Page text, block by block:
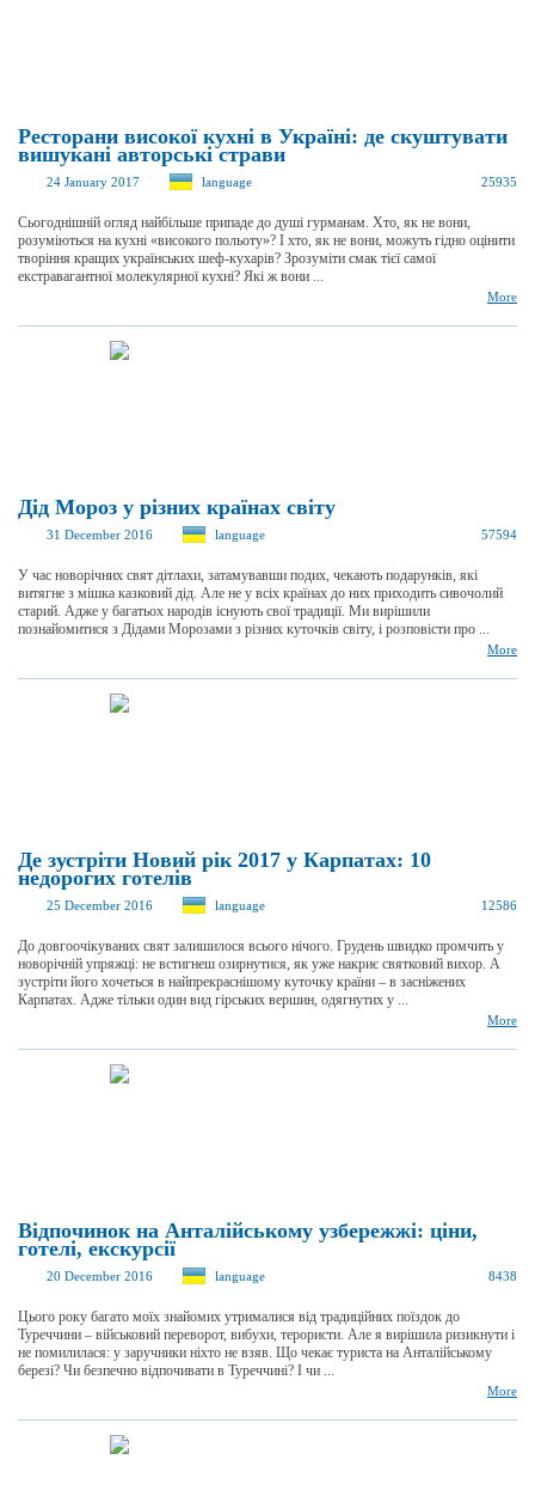
Ресторани високої кухні в Україні: де скуштувати
вишукані авторські страви
24 January 2017 language 25935
Сьогоднішній огляд найбільше припаде до душі гурманам. Хто, як не вони,
розуміються на кухні «високого польоту»? І хто, як не вони, можуть гідно оцінити
творіння кращих українських шеф-кухарів? Зрозуміти смак тієї самої
екстравагантної молекулярної кухні? Які ж вони ...
More
Дід Мороз у різних країнах світу
31 December 2016 language 57594
У час новорічних свят дітлахи, затамувавши подих, чекають подарунків, які
витягне з мішка казковий дід. Але не у всіх країнах до них приходить сивочолий
старий. Адже у багатьох народів існують свої традиції. Ми вирішили
познайомитися з Дідами Морозами з різних куточків світу, і розповісти про ...
More
Де зустріти Новий рік 2017 у Карпатах: 10
недорогих готелів
25 December 2016 language 12586
До довгоочікуваних свят залишилося всього нічого. Грудень швидко промчить у
новорічній упряжці: не встигнеш озирнутися, як уже накриє святковий вихор. А
зустріти його хочеться в найпрекраснішому куточку країни – в засніжених
Карпатах. Адже тільки один вид гірських вершин, одягнутих у ...
More
Відпочинок на Анталійському узбережжі: ціни,
готелі, екскурсії
20 December 2016 language 8438
Цього року багато моїх знайомих утрималися від традиційних поїздок до
Туреччини – військовий переворот, вибухи, терористи. Але я вирішила ризикнути і
не помилилася: у заручники ніхто не взяв. Що чекає туриста на Анталійському
березі? Чи безпечно відпочивати в Туреччині? І чи ...
More